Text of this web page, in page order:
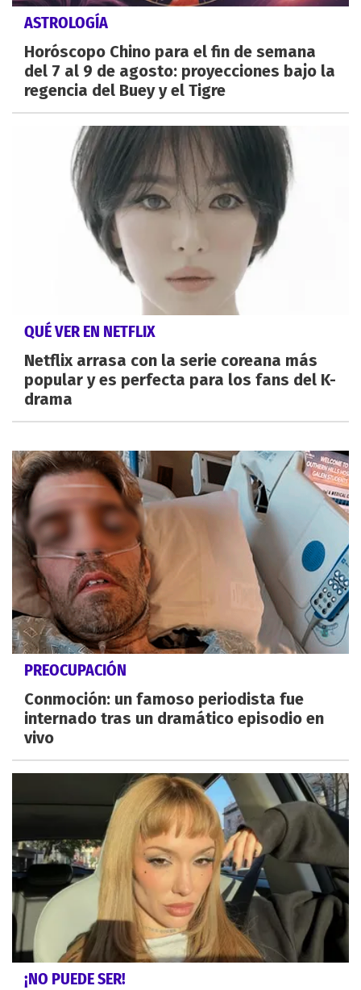
ASTROLOGÍA
Horóscopo Chino para el fin de semana
del 7 al 9 de agosto: proyecciones bajo la
regencia del Buey y el Tigre
QUÉ VER EN NETFLIX
Netflix arrasa con la serie coreana más
popular y es perfecta para los fans del K-
drama
PREOCUPACIÓN
Conmoción: un famoso periodista fue
internado tras un dramático episodio en
vivo
¡NO PUEDE SER!